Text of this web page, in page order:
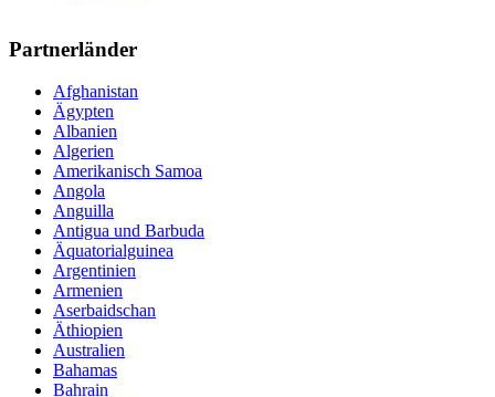
Partnerländer
Afghanistan
Ägypten
Albanien
Algerien
Amerikanisch Samoa
Angola
Anguilla
Antigua und Barbuda
Äquatorialguinea
Argentinien
Armenien
Aserbaidschan
Äthiopien
Australien
Bahamas
Bahrain